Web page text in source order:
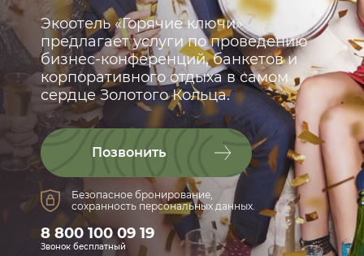
Экоотель «Горячие ключи»
предлагает услуги по проведению
бизнес-конференций, банкетов и
корпоративного отдыха в самом
сердце Золотого Кольца.
Позвонить
Безопасное бронирование,
сохранность персональных данных.
8 800 100 09 19
Звонок бесплатный